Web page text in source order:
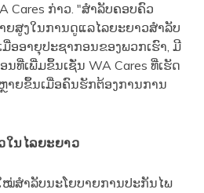
Cares ກ່າວ. "ສໍາລັບຄອບຄົວ
ຍສູງໃນການດູແລໄລຍະຍາວສໍາລັບ
ອອາຍຸປະຊາກອນຂອງພວກເຮົາ, ມີ
ທີ່ເພີ່ມຂຶ້ນເຊັ່ນ WA Cares ທີ່ເຮັດ
ຍຂຶ້ນເມື່ອຄົນຮັກຕ້ອງການການ
ໃນໄລຍະຍາວ
ສຳລັບນະໂຍບາຍການປະກັນໄພ